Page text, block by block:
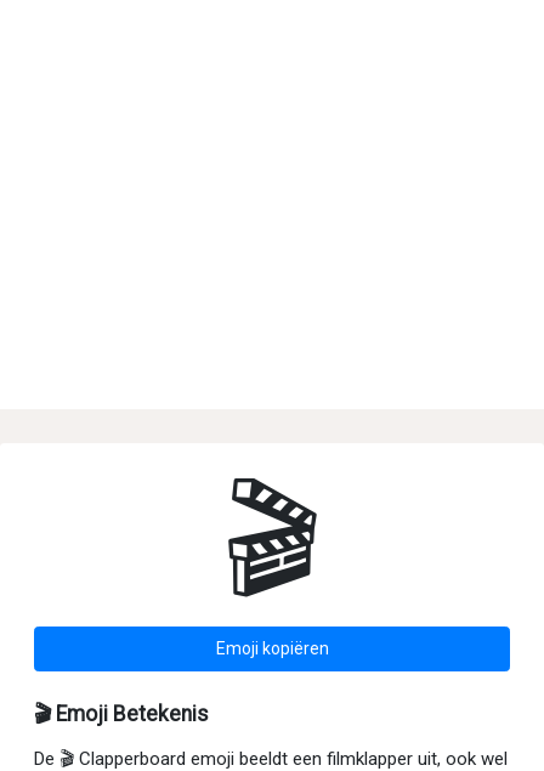
🎬
Emoji kopiëren
🎬 Emoji Betekenis
De 🎬 Clapperboard emoji beeldt een filmklapper uit, ook wel